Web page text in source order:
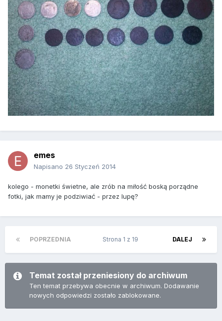
emes
Napisano 26 Styczeń 2014
kolego - monetki świetne, ale zrób na miłość boską porządne
fotki, jak mamy je podziwiać - przez lupę?
POPRZEDNIA DALEJ
Strona 1 z 19
Temat został przeniesiony do archiwum
Ten temat przebywa obecnie w archiwum. Dodawanie
nowych odpowiedzi zostało zablokowane.